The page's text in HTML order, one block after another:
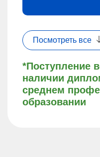
*Поступление
наличии
среднем
образовании
Посмотреть все